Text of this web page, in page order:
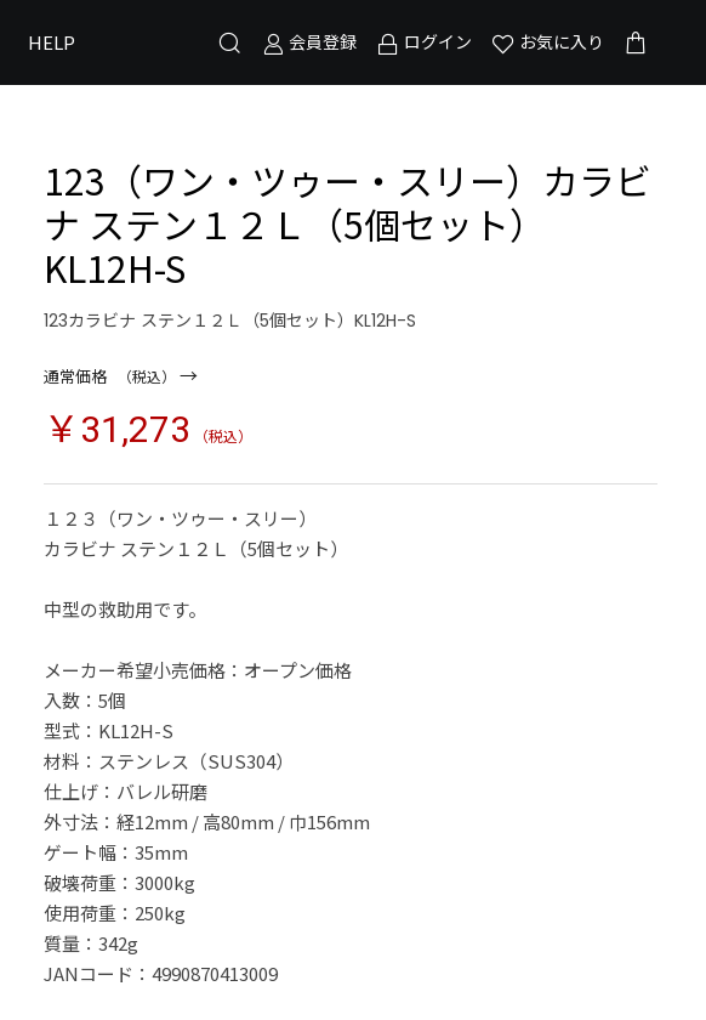
HELP 会員登録 ログイン お気に入り
123（ワン・ツゥー・スリー）カラビ
ナ ステン１２Ｌ（5個セット）
KL12H-S
123カラビナ ステン１２Ｌ（5個セット）KL12H-S
通常価格 （税込） →
￥31,273 （税込）
１２３（ワン・ツゥー・スリー）
カラビナ ステン１２Ｌ（5個セット）
中型の救助用です。
メーカー希望小売価格：オープン価格
入数：5個
型式：KL12H-S
材料：ステンレス（SUS304）
仕上げ：バレル研磨
外寸法：経12mm / 高80mm / 巾156mm
ゲート幅：35mm
破壊荷重：3000kg
使用荷重：250kg
質量：342g
JANコード：4990870413009